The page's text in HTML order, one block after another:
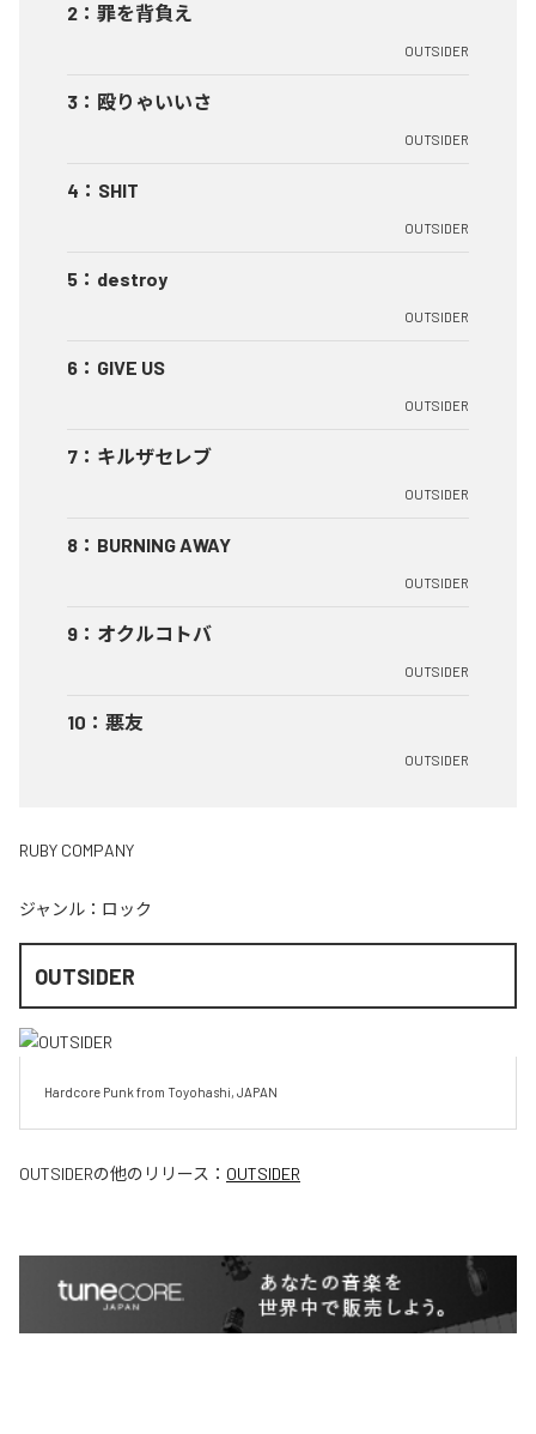
2 ： 罪を背負え
OUTSIDER
3 ： 殴りゃいいさ
OUTSIDER
4 ： SHIT
OUTSIDER
5 ： destroy
OUTSIDER
6 ： GIVE US
OUTSIDER
7 ： キルザセレブ
OUTSIDER
8 ： BURNING AWAY
OUTSIDER
9 ： オクルコトバ
OUTSIDER
10 ： 悪友
OUTSIDER
RUBY COMPANY
ジャンル： ロック
OUTSIDER
Hardcore Punk from Toyohashi, JAPAN
OUTSIDERの他のリリース： OUTSIDER